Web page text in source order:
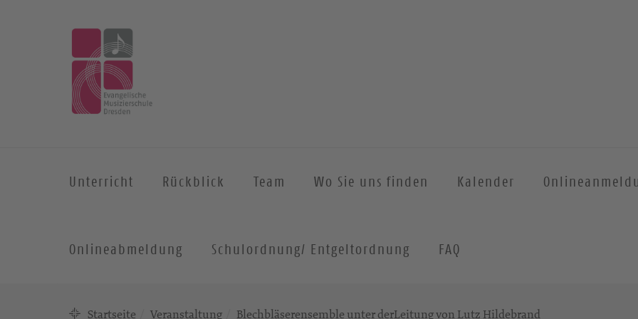
Unterricht Rückblick Team Wo Sie uns finden Kalender
Onlineabmeldung Schulordnung/ Entgeltordnung FAQ
Startseite Veranstaltung Blechbläserensemble unter derLeitung von Lutz Hildebrand